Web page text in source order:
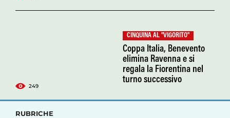
249
CINQUINA AL "VIGORITO"
Coppa Italia, Benevento
elimina Ravenna e si
regala la Fiorentina nel
turno successivo
RUBRICHE